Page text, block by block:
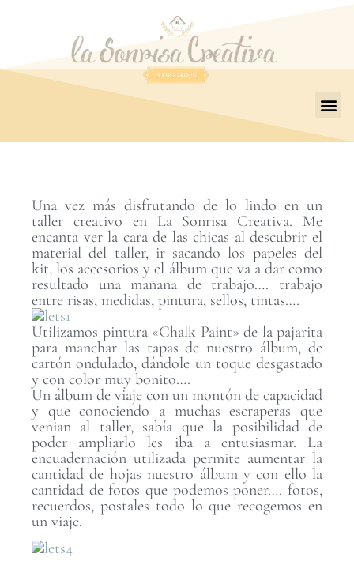
Una vez más disfrutando de lo lindo en un
taller creativo en La Sonrisa Creativa. Me
encanta ver la cara de las chicas al descubrir el
material del taller, ir sacando los papeles del
kit, los accesorios y el álbum que va a dar como
resultado una mañana de trabajo…. trabajo
entre risas, medidas, pintura, sellos, tintas….
Utilizamos pintura «Chalk Paint» de la pajarita
para manchar las tapas de nuestro álbum, de
cartón ondulado, dándole un toque desgastado
y con color muy bonito….
Un álbum de viaje con un montón de capacidad
y que conociendo a muchas escraperas que
venian al taller, sabía que la posibilidad de
poder ampliarlo les iba a entusiasmar. La
encuadernación utilizada permite aumentar la
cantidad de hojas nuestro álbum y con ello la
cantidad de fotos que podemos poner…. fotos,
recuerdos, postales todo lo que recogemos en
un viaje.